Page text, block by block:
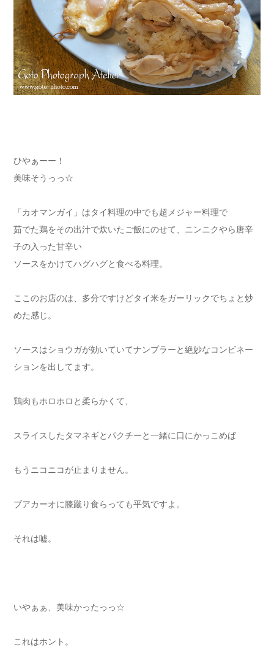
ひやぁーー！
美味そうっっ☆
「カオマンガイ」はタイ料理の中でも超メジャー料理で
茹でた鶏をその出汁で炊いたご飯にのせて、ニンニクやら唐辛
子の入った甘辛い
ソースをかけてハグハグと食べる料理。
ここのお店のは、多分ですけどタイ米をガーリックでちょと炒
めた感じ。
ソースはショウガが効いていてナンプラーと絶妙なコンビネー
ションを出してます。
鶏肉もホロホロと柔らかくて、
スライスしたタマネギとパクチーと一緒に口にかっこめば
もうニコニコが止まりません。
ブアカーオに膝蹴り食らっても平気ですよ。
それは嘘。
いやぁぁ、美味かったっっ☆
これはホント。